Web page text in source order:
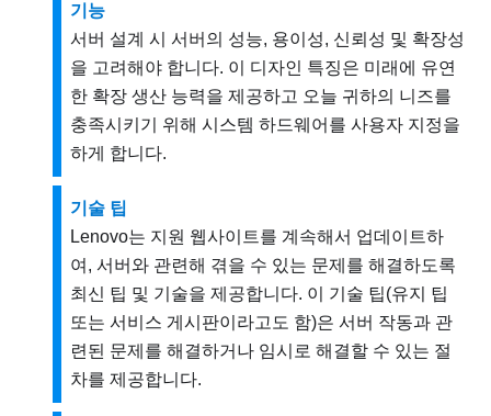
기능
서버 설계 시 서버의 성능, 용이성, 신뢰성 및 확장성
을 고려해야 합니다. 이 디자인 특징은 미래에 유연
한 확장 생산 능력을 제공하고 오늘 귀하의 니즈를
충족시키기 위해 시스템 하드웨어를 사용자 지정을
하게 합니다.
기술 팁
Lenovo는 지원 웹사이트를 계속해서 업데이트하
여, 서버와 관련해 겪을 수 있는 문제를 해결하도록
최신 팁 및 기술을 제공합니다. 이 기술 팁(유지 팁
또는 서비스 게시판이라고도 함)은 서버 작동과 관
련된 문제를 해결하거나 임시로 해결할 수 있는 절
차를 제공합니다.